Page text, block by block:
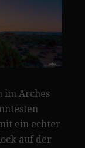
im Arches
ein echter
auf der